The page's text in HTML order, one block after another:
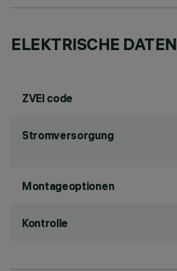
ELEKTRISCHE DATEN
ZVEI code
Stromversorgung
Montageoptionen
Kontrolle